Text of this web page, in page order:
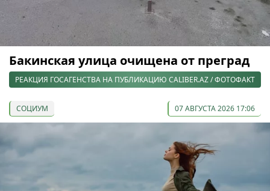
Бакинская улица очищена от преград
РЕАКЦИЯ ГОСАГЕНСТВА НА ПУБЛИКАЦИЮ CALIBER.AZ / ФОТОФАКТ
СОЦИУМ 07 АВГУСТА 2026 17:06